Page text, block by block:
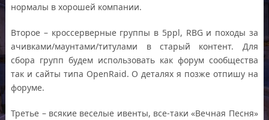
нормалы в хорошей компании.
Второе – кроссерверные группы в 5ppl, RBG и походы за
ачивками/маунтами/титулами в старый контент. Для
сбора групп будем использовать как форум сообщества
так и сайты типа OpenRaid. О деталях я позже отпишу на
форуме.
Третье – всякие веселые ивенты, все-таки «Вечная Песня»